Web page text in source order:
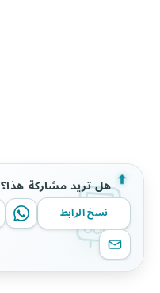
هل تريد مشاركة هذا؟
نسخ الرابط